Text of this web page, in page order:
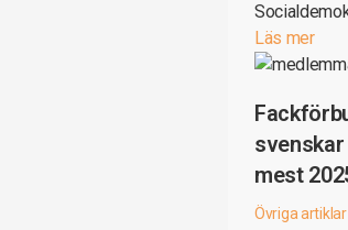
Läs mer
mest
Övriga artiklar